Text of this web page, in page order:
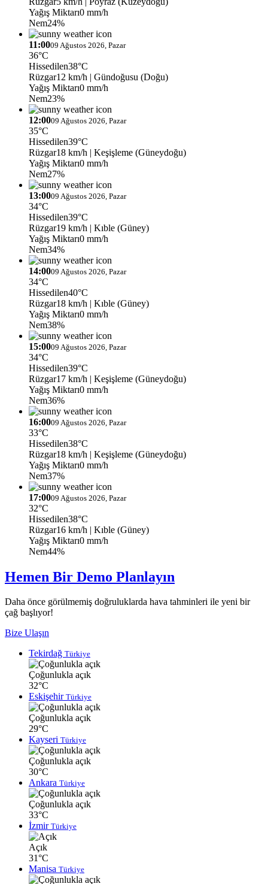
Yağış Miktarı0 mm/h
Nem24%
11:0009 Ağustos 2026, Pazar
36°C
Hissedilen38°C
Rüzgar12 km/h | Gündoğusu (Doğu)
Yağış Miktarı0 mm/h
Nem23%
12:0009 Ağustos 2026, Pazar
35°C
Hissedilen39°C
Rüzgar18 km/h | Keşişleme (Güneydoğu)
Yağış Miktarı0 mm/h
Nem27%
13:0009 Ağustos 2026, Pazar
34°C
Hissedilen39°C
Rüzgar19 km/h | Kıble (Güney)
Yağış Miktarı0 mm/h
Nem34%
14:0009 Ağustos 2026, Pazar
34°C
Hissedilen40°C
Rüzgar18 km/h | Kıble (Güney)
Yağış Miktarı0 mm/h
Nem38%
15:0009 Ağustos 2026, Pazar
34°C
Hissedilen39°C
Rüzgar17 km/h | Keşişleme (Güneydoğu)
Yağış Miktarı0 mm/h
Nem36%
16:0009 Ağustos 2026, Pazar
33°C
Hissedilen38°C
Rüzgar18 km/h | Keşişleme (Güneydoğu)
Yağış Miktarı0 mm/h
Nem37%
17:0009 Ağustos 2026, Pazar
32°C
Hissedilen38°C
Rüzgar16 km/h | Kıble (Güney)
Yağış Miktarı0 mm/h
Nem44%
Hemen Bir Demo Planlayın
Daha önce görülmemiş doğruluklarda hava tahminleri ile yeni bir
çağ başlıyor!
Bize Ulaşın
Tekirdağ Türkiye
Çoğunlukla açık
32°C
Eskişehir Türkiye
Çoğunlukla açık
29°C
Kayseri Türkiye
Çoğunlukla açık
30°C
Ankara Türkiye
Çoğunlukla açık
33°C
İzmir Türkiye
Açık
31°C
Manisa Türkiye